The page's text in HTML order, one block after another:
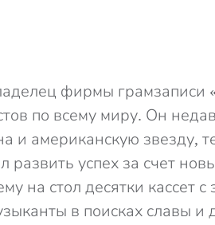
фирмы грамзаписи
по всему миру. Он
и американскую звезду,
развить успех за счет
на стол десятки кассет
в поисках славы и